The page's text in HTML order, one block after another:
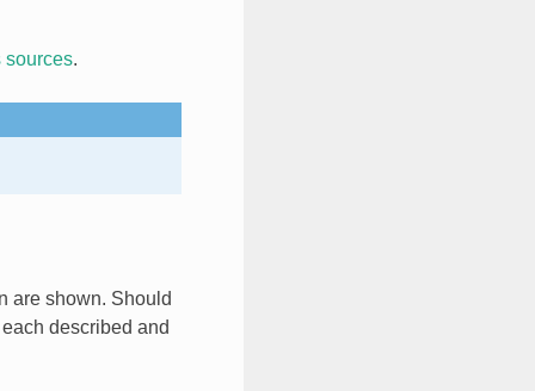
sources.
are shown. Should
described and